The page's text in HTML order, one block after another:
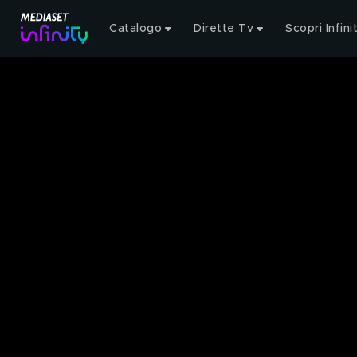
Catalogo Dirette Tv Scopri